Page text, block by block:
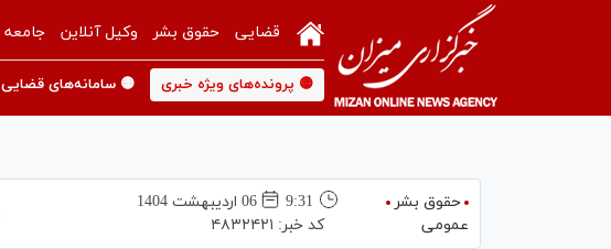
قضایی حقوق بشر وکیل آنلاین جامعه
🟡 پرونده‌های ویژه خبری 🟡 سامانه‌های قضایی
حقوق بشر
عمومی
9:31
06 ارديبهشت 1404
کد خبر: ۴۸۳۲۴۲۱